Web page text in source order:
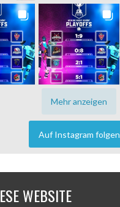
Mehr anzeigen
Auf Instagram folgen
WEBSITE